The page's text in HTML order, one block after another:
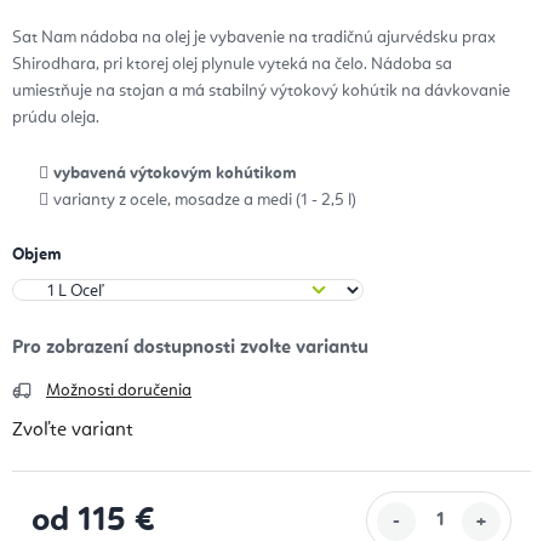
Sat Nam nádoba na olej je vybavenie na tradičnú ajurvédsku prax
Shirodhara, pri ktorej olej plynule vyteká na čelo. Nádoba sa
umiestňuje na stojan a má stabilný výtokový kohútik na dávkovanie
prúdu oleja.
vybavená výtokovým kohútikom
varianty z ocele, mosadze a medi (1 - 2,5 l)
Objem
Možnosti doručenia
Zvoľte variant
od 115 €